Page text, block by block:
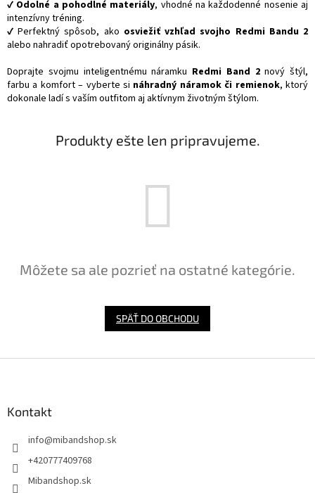
✔ Odolné a pohodlné materiály, vhodné na každodenné nosenie aj
intenzívny tréning.
✔ Perfektný spôsob, ako osviežiť vzhľad svojho Redmi Bandu 2
alebo nahradiť opotrebovaný originálny pásik.
Doprajte svojmu inteligentnému náramku Redmi Band 2nový štýl,
farbu a komfort – vyberte si náhradný náramok či remienok, ktorý
dokonale ladí s vaším outfitom aj aktívnym životným štýlom.
Produkty ešte len pripravujeme.
Môžete sa ale pozrieť na ostatné kategórie.
SPÄŤ DO OBCHODU
Kontakt
info@mibandshop.sk
+420777409768
Mibandshop.sk